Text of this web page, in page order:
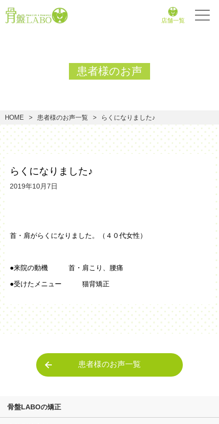
店舗一覧
患者様のお声
HOME 患者様のお声一覧 らくになりました♪
らくになりました♪
2019年10月7日
首・肩がらくになりました。（４０代女性）
●来院の動機 首・肩こり、腰痛
●受けたメニュー 猫背矯正
患者様のお声一覧
骨盤LABOの矯正